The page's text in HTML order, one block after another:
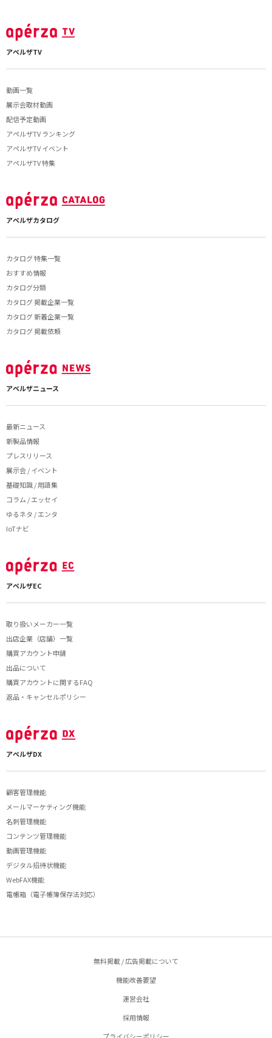
アペルザTV
動画一覧
展示会取材動画
配信予定動画
アペルザTV ランキング
アペルザTV イベント
アペルザTV 特集
アペルザカタログ
カタログ 特集一覧
おすすめ情報
カタログ分類
カタログ 掲載企業一覧
カタログ 新着企業一覧
カタログ 掲載依頼
アペルザニュース
最新ニュース
新製品情報
プレスリリース
展示会 / イベント
基礎知識 / 用語集
コラム / エッセイ
ゆるネタ / エンタ
IoTナビ
アペルザEC
取り扱いメーカー一覧
出店企業（店舗）一覧
購買アカウント申請
出品について
購買アカウントに関するFAQ
返品・キャンセルポリシー
アペルザDX
顧客管理機能
メールマーケティング機能
名刺管理機能
コンテンツ管理機能
動画管理機能
デジタル招待状機能
WebFAX機能
電帳箱（電子帳簿保存法対応）
無料掲載 / 広告掲載について
機能改善要望
運営会社
採用情報